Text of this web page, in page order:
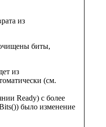
из
биты,
из
(см.
Ready) с более
было изменение